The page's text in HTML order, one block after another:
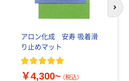
アロン化成 安寿 吸着滑
り止めマット
￥4,300~ （税込）
次